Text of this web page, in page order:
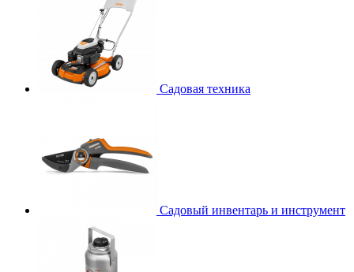
Садовая техника
Садовый инвентарь и инструмент